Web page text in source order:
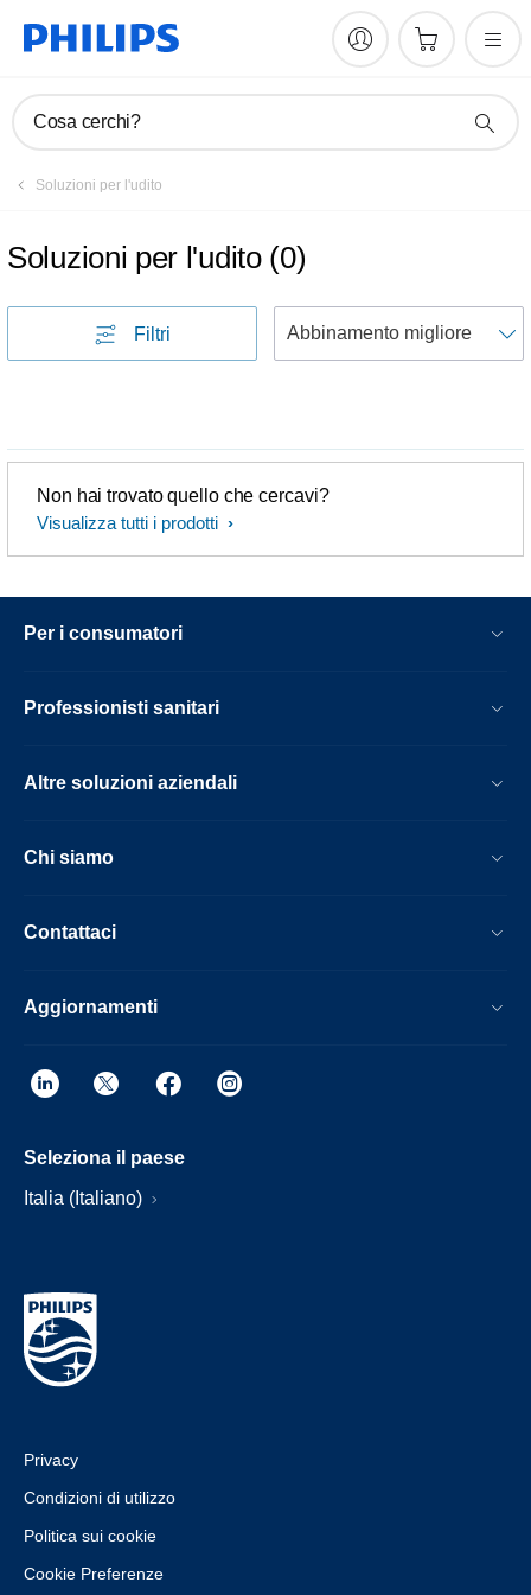
Cosa cerchi?
Soluzioni per l'udito
Soluzioni per l'udito (0)
Filtri
Non hai trovato quello che cercavi?
Visualizza tutti i prodotti
Per i consumatori
Professionisti sanitari
Altre soluzioni aziendali
Chi siamo
Contattaci
Aggiornamenti
Seleziona il paese
Italia (Italiano)
Privacy
Condizioni di utilizzo
Politica sui cookie
Cookie Preferenze